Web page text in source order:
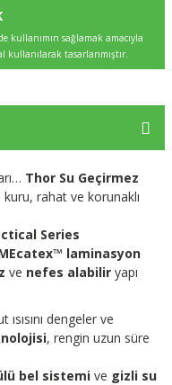
kullanımın sağlamak amacıyla
kullanılarak tasarlanmıştır.
Thor Su Geçirmez
rahat ve korunaklı
Series
laminasyon
ve nefes alabilir yapı
ısısını dengeler ve
, rengin uzun süre
bel sistemi ve gizli su